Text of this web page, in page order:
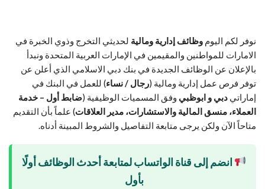
نوفر لكم اليوم وظائف إدارية ومالية لحديثي التخرج وذوي الخبرة في
الامارات للمواطنين والمقيمين في الإمارات العربية المتحدة ونبدأ
بالإعلان عن الوظائف الجديدة في بنك دبي الاسلامي الذي أعلن عن
توفر فرص عمل إدارية ومالية (رجال / نساء) للعمل في البنك في
إماراتي دبي و ابوظبي وفق المسميات الوظيفية (ضابط أول – خدمة
العملاء، منسق المالية والاستشارات، مدير العلاقات) علماً بأن التقديم
متاحاً الآن ولكن يرجى متابعة التفاصيل والشروط المبينة أدناه.
انضم إلى قناة الواتساب لمتابعة أحدث الوظائف أولًا
بأول